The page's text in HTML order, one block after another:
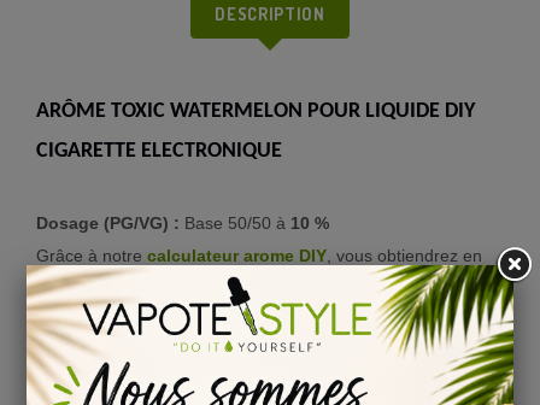
DESCRIPTION
ARÔME TOXIC WATERMELON POUR LIQUIDE DIY
CIGARETTE ELECTRONIQUE
Dosage (PG/VG) : Base 50/50 à 10 %
Grâce à notre calculateur arome DIY, vous obtiendrez en
toute simplicité le volume de base, de nicotine et d’arôme
concentré pour la fabrication de votre e-liquide DIY.
Temps de maturation de liquide DIY Toxic